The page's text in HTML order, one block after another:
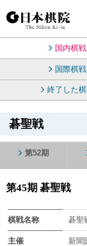
国内棋戦
国際棋戦
終了した
碁聖戦
第52期
第45期 碁聖戦
棋戦名称 碁聖
主催 新聞